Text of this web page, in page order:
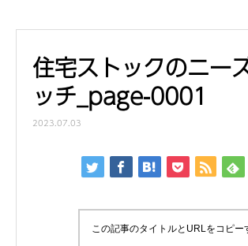
住宅ストックのニー
ッチ_page-0001
2023.07.03
この記事のタイトルとURLをコピー